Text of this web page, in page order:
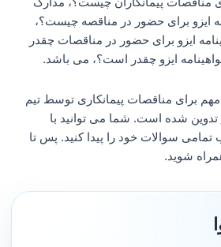
مناقصات پیمانکاران چیست؟، مدارک
ایزو برای حضور در مناقصه چیست؟،
ایزو برای حضور در مناقصات چقدر
ایزو چقدر است؟، می باشد.
ایزو مهم برای مناقصات پیمانکاری توسط تیم
شده است. شما می توانید با
تمامی سوالات خود را پیدا کنید. پس تا
شوید.